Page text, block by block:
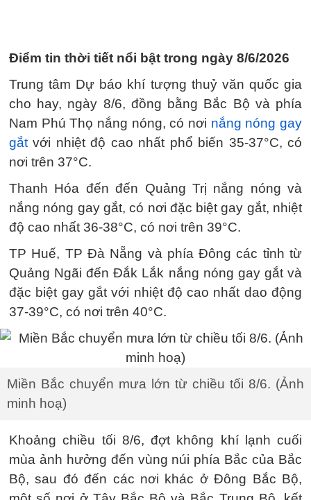
Điểm tin thời tiết nổi bật trong ngày 8/6/2026
Trung tâm Dự báo khí tượng thuỷ văn quốc gia
cho hay, ngày 8/6, đồng bằng Bắc Bộ và phía
Nam Phú Thọ nắng nóng, có nơi nắng nóng gay
gắt với nhiệt độ cao nhất phổ biến 35-37°C, có
nơi trên 37°C.
Thanh Hóa đến đến Quảng Trị nắng nóng và
nắng nóng gay gắt, có nơi đặc biệt gay gắt, nhiệt
độ cao nhất 36-38°C, có nơi trên 39°C.
TP Huế, TP Đà Nẵng và phía Đông các tỉnh từ
Quảng Ngãi đến Đắk Lắk nắng nóng gay gắt và
đặc biệt gay gắt với nhiệt độ cao nhất dao động
37-39°C, có nơi trên 40°C.
Miền Bắc chuyển mưa lớn từ chiều tối 8/6. (Ảnh
minh hoạ)
Khoảng chiều tối 8/6, đợt không khí lạnh cuối
mùa ảnh hưởng đến vùng núi phía Bắc của Bắc
Bộ, sau đó đến các nơi khác ở Đông Bắc Bộ,